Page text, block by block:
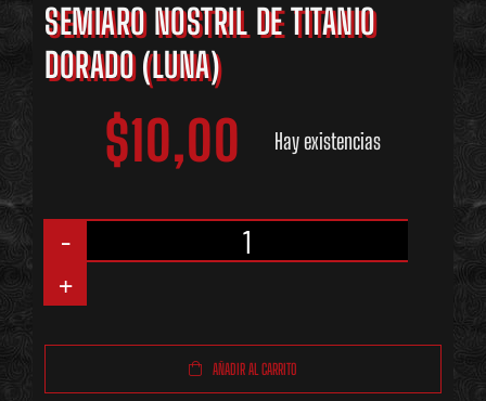
SEMIARO NOSTRIL DE TITANIO
DORADO (LUNA)
$10,00 Hay existencias
Nostril
AÑADIR AL CARRITO